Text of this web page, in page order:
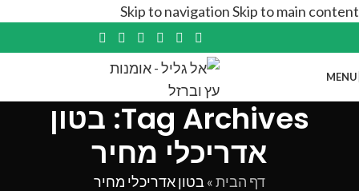
Skip to navigationSkip to main content
MENU
Tag Archives: בטון
אדריכלי מחיר
דף הבית» בטון אדריכלי מחיר